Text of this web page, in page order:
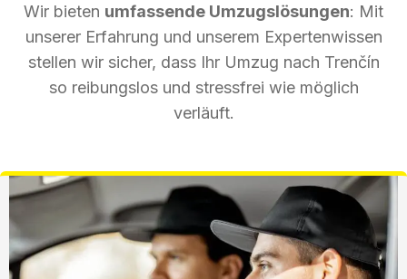
Wir bieten umfassende Umzugslösungen: Mit
unserer Erfahrung und unserem Expertenwissen
stellen wir sicher, dass Ihr Umzug nach Trenčín
so reibungslos und stressfrei wie möglich
verläuft.